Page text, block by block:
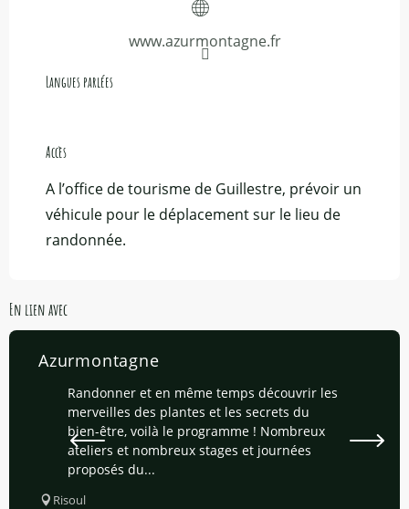
www.azurmontagne.fr
Langues parlées
Langues parlées
Accès
Accès
A l’office de tourisme de Guillestre, prévoir un
véhicule pour le déplacement sur le lieu de
randonnée.
En lien avec
Azurmontagne
Randonner et en même temps découvrir les
merveilles des plantes et les secrets du
bien-être, voilà le programme ! Nombreux
ateliers et nombreux stages et journées
proposés du...
Risoul